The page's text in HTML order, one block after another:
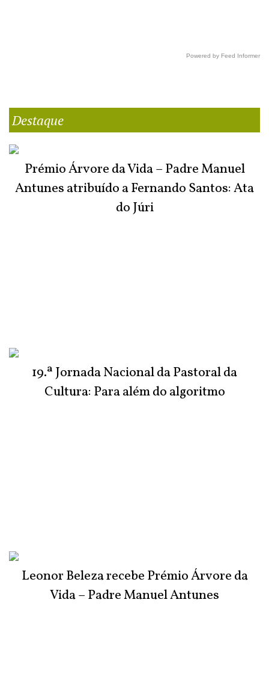
Powered by Feed Informer
Destaque
Prémio Árvore da Vida – Padre Manuel
Antunes atribuído a Fernando Santos: Ata
do Júri
19.ª Jornada Nacional da Pastoral da
Cultura: Para além do algoritmo
Leonor Beleza recebe Prémio Árvore da
Vida – Padre Manuel Antunes